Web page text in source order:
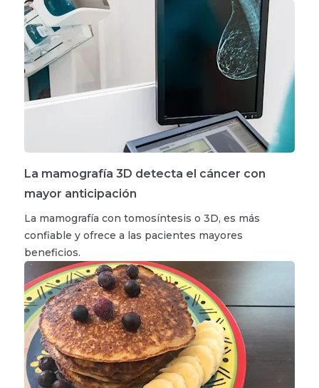
La mamografía 3D detecta el cáncer con
mayor anticipación
La mamografía con tomosíntesis o 3D, es más
confiable y ofrece a las pacientes mayores
beneficios.